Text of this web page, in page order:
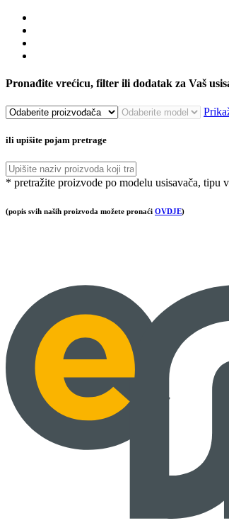
Pronađite vrećicu, filter ili dodatak za Vaš
ili upišite pojam pretrage
* pretražite proizvode po modelu usisavača, tipu
(popis svih naših proizvoda možete pronaći OVDJE)